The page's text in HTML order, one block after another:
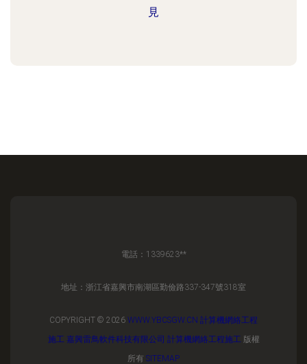
見
電話：1339623**
地址：浙江省嘉興市南湖區勤儉路337-347號318室
COPYRIGHT © 2026 WWW.YBCSGW.CN 計算機網絡工程
施工 嘉興雷鳥軟件科技有限公司 計算機網絡工程施工 版權
所有 SITEMAP